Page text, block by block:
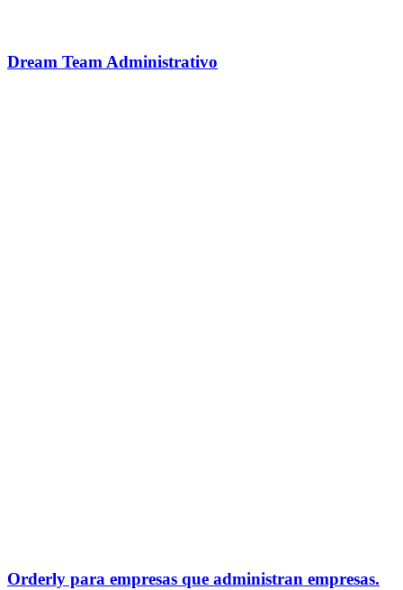
Dream Team Administrativo
Orderly para empresas que administran empresas.